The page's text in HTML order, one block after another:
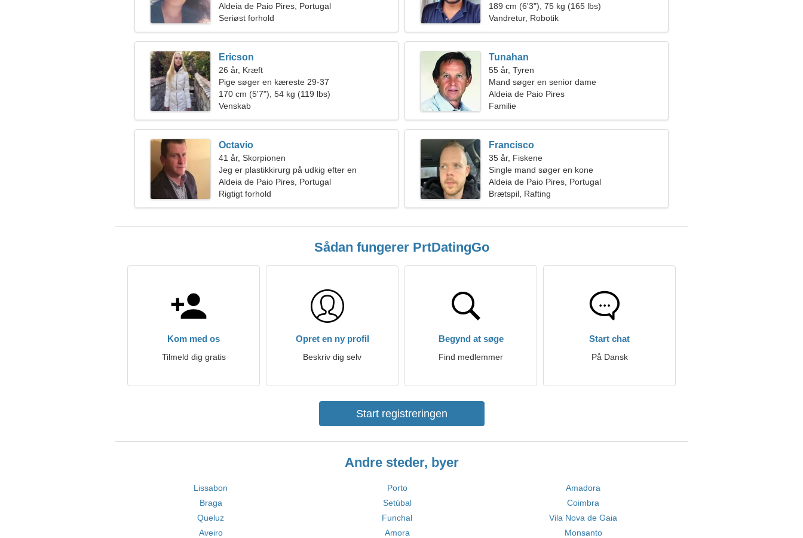
Aldeia de Paio Pires, Portugal
Seriøst forhold
189 cm (6'3"), 75 kg (165 lbs)
Vandretur, Robotik
Ericson
26 år, Kræft
Pige søger en kæreste 29-37
170 cm (5'7"), 54 kg (119 lbs)
Venskab
Tunahan
55 år, Tyren
Mand søger en senior dame
Aldeia de Paio Pires
Familie
Octavio
41 år, Skorpionen
Jeg er plastikkirurg på udkig efter en
charmerende kvinde
Aldeia de Paio Pires, Portugal
Rigtigt forhold
Francisco
35 år, Fiskene
Single mand søger en kone
Aldeia de Paio Pires, Portugal
Brætspil, Rafting
Sådan fungerer PrtDatingGo
Kom med os
Tilmeld dig gratis
Opret en ny profil
Beskriv dig selv
Begynd at søge
Find medlemmer
Start chat
På Dansk
Start registreringen
Andre steder, byer
Lissabon Porto
Amadora
Braga
Setúbal
Coimbra
Queluz
Funchal
Vila Nova de Gaia
Aveiro
Amora Monsanto